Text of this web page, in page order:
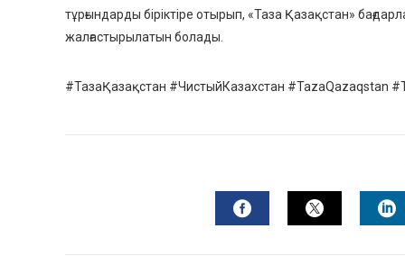
тұрғындарды біріктіре отырып, «Таза Қазақстан»
жалғастырылатын болады.
#ТазаҚазақстан #ЧистыйКазахстан #TazaQazaqstan